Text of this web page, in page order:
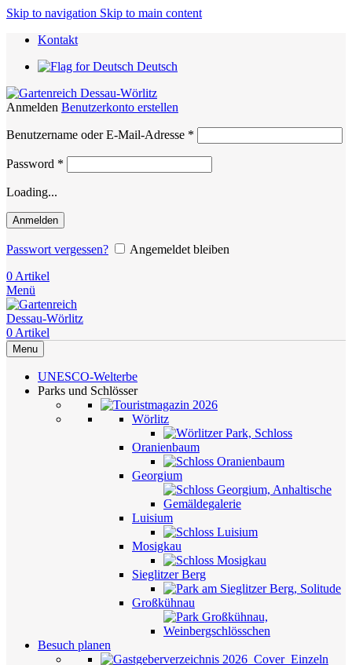
Skip to navigation Skip to main content
Kontakt
Deutsch
Anmelden Benutzerkonto erstellen
Benutzername oder E-Mail-Adresse *
Password *
Loading...
Anmelden
Passwort vergessen?
Angemeldet bleiben
0 Artikel
Menü
0 Artikel
Menu
UNESCO-Welterbe
Parks und Schlösser
Wörlitz
Oranienbaum
Georgium
Luisium
Mosigkau
Sieglitzer Berg
Großkühnau
Besuch planen